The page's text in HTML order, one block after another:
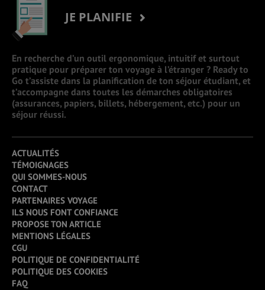
JE PLANIFIE
En recherche d’un outil ergonomique, intuitif et surtout
pratique pour préparer ton voyage à l’étranger ? Ready to
Go t’assiste dans la planification de ton séjour étudiant, et
t’accompagne dans toutes les démarches obligatoires
(assurances, papiers, billets, hébergement, etc.) pour un
séjour réussi.
ACTUALITÉS
TÉMOIGNAGES
QUI SOMMES-NOUS
CONTACT
PARTENAIRES VOYAGE
ILS NOUS FONT CONFIANCE
PROPOSE TON ARTICLE
MENTIONS LÉGALES
CGU
POLITIQUE DE CONFIDENTIALITÉ
POLITIQUE DES COOKIES
FAQ